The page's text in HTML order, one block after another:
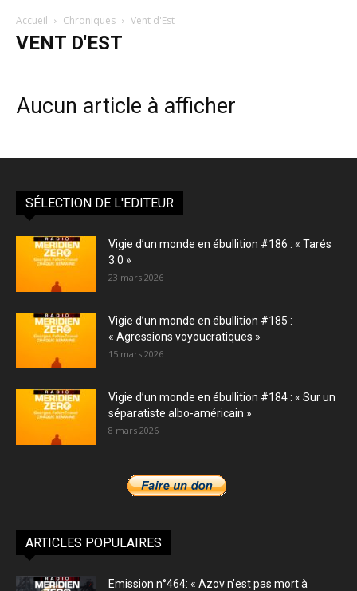
Accueil Chroniques Vent d'Est
VENT D'EST
Aucun article à afficher
SÉLECTION DE L'EDITEUR
Vigie d’un monde en ébullition #186 : « Tarés
3.0 »
23 mars 2026
Vigie d’un monde en ébullition #185 :
« Agressions voyoucratiques »
15 mars 2026
Vigie d’un monde en ébullition #184 : « Sur un
séparatiste albo-américain »
8 mars 2026
ARTICLES POPULAIRES
Emission n°464: « Azov n’est pas mort à